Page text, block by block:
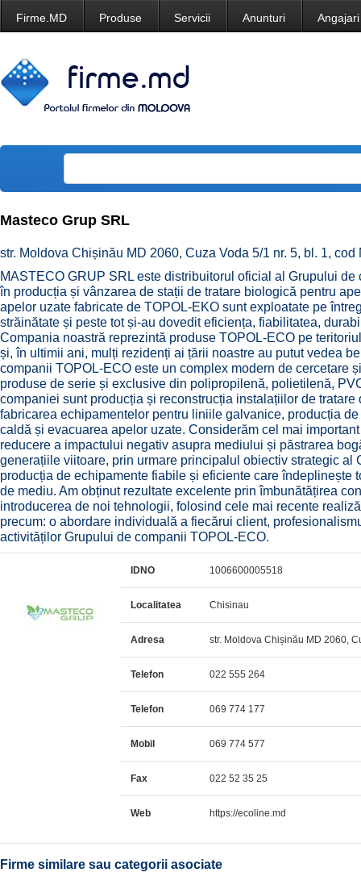
Firme.MD Produse Servicii Anunturi Angajari
Masteco Grup SRL
str. Moldova Chișinău MD 2060, Cuza Voda 5/1 nr. 5, bl. 1, cod
MASTECO GRUP SRL este distribuitorul oficial al Grupului
în producția și vânzarea de stații de tratare biologică pentru
apelor uzate fabricate de TOPOL-EKO sunt exploatate pe
străinătate și peste tot și-au dovedit eficiența, fiabilitatea,
Compania noastră reprezintă produse TOPOL-ECO pe
și, în ultimii ani, mulți rezidenți ai țării noastre au putut vedea
companii TOPOL-ECO este un complex modern de cercetare
produse de serie și exclusive din polipropilenă, polietilenă,
companiei sunt producția și reconstrucția instalațiilor de
fabricarea echipamentelor pentru liniile galvanice, producția
caldă și evacuarea apelor uzate. Considerăm cel mai
reducere a impactului negativ asupra mediului și păstrarea
generațiile viitoare, prin urmare principalul obiectiv strategic al
producția de echipamente fiabile și eficiente care îndeplinește
de mediu. Am obținut rezultate excelente prin îmbunătățirea
introducerea de noi tehnologii, folosind cele mai recente
precum: o abordare individuală a fiecărui client,
activităților Grupului de companii TOPOL-ECO.
IDNO 1006600005518
Localitatea Chisinau
Adresa str. Moldova Chișinău MD 2060,
Telefon 022 555 264
Telefon 069 774 177
Mobil 069 774 577
Fax 022 52 35 25
Web https://ecoline.md
Firme similare sau categorii asociate